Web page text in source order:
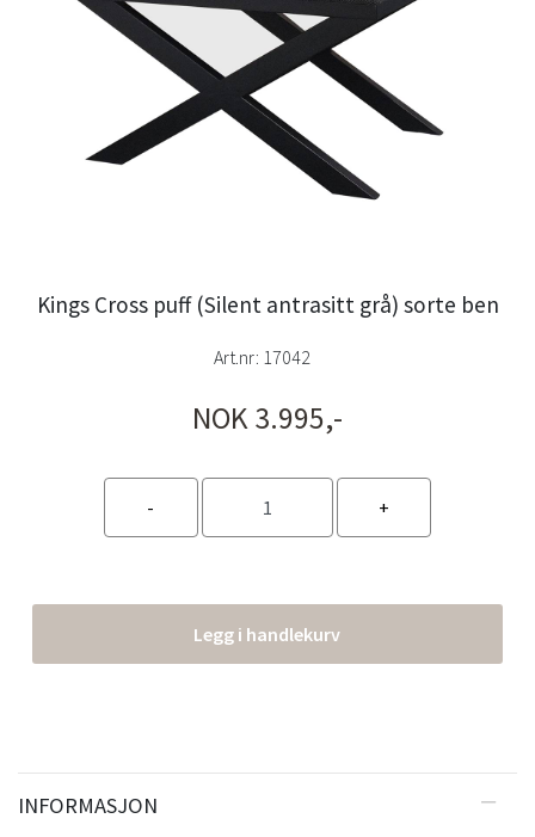
Kings Cross puff (Silent antrasitt grå) sorte ben
Art.nr: 17042
NOK 3.995,-
Legg i handlekurv
INFORMASJON